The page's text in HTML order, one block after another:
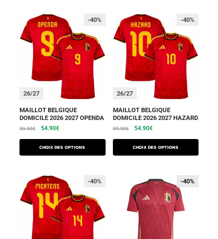
26/27
-40%
MAILLOT BELGIQUE
DOMICILE 2026 2027 OPENDA
99.90€ 54.90€
Choix des options
26/27
-40%
MAILLOT BELGIQUE
DOMICILE 2026 2027 HAZARD
99.90€ 54.90€
Choix des options
-40% -40%
-40%